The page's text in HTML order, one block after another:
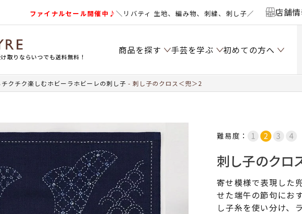
ファイナルセール開催中♪＼リバティ 生地、編み物、刺繍、刺し子／ 店舗
取りならいつでも送料無料！
商品を探す 手芸を学ぶ 初めての方へ
クチク楽しむホビーラホビーレの刺し子 刺し子のクロス＜兜＞2
難易度：
刺し子のクロ
寄せ模様で表現した
せた端午の節句にお
し子糸を使い分け、